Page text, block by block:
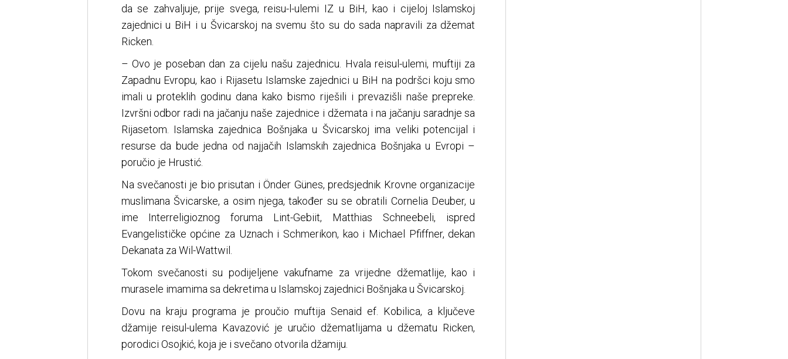
da se zahvaljuje, prije svega, reisu-l-ulemi IZ u BiH, kao i cijeloj Islamskoj
zajednici u BiH i u Švicarskoj na svemu što su do sada napravili za džemat
Ricken.
– Ovo je poseban dan za cijelu našu zajednicu. Hvala reisul-ulemi, muftiji za
Zapadnu Evropu, kao i Rijasetu Islamske zajednici u BiH na podršci koju smo
imali u proteklih godinu dana kako bismo riješili i prevazišli naše prepreke.
Izvršni odbor radi na jačanju naše zajednice i džemata i na jačanju saradnje sa
Rijasetom. Islamska zajednica Bošnjaka u Švicarskoj ima veliki potencijal i
resurse da bude jedna od najjačih Islamskih zajednica Bošnjaka u Evropi –
poručio je Hrustić.
Na svečanosti je bio prisutan i Önder Günes, predsjednik Krovne organizacije
muslimana Švicarske, a osim njega, također su se obratili Cornelia Deuber, u
ime Interreligioznog foruma Lint-Gebiit, Matthias Schneebeli, ispred
Evangelističke općine za Uznach i Schmerikon, kao i Michael Pfiffner, dekan
Dekanata za Wil-Wattwil.
Tokom svečanosti su podijeljene vakufname za vrijedne džematlije, kao i
murasele imamima sa dekretima u Islamskoj zajednici Bošnjaka u Švicarskoj.
Dovu na kraju programa je proučio muftija Senaid ef. Kobilica, a ključeve
džamije reisul-ulema Kavazović je uručio džematlijama u džematu Ricken,
porodici Osojkić, koja je i svečano otvorila džamiju.